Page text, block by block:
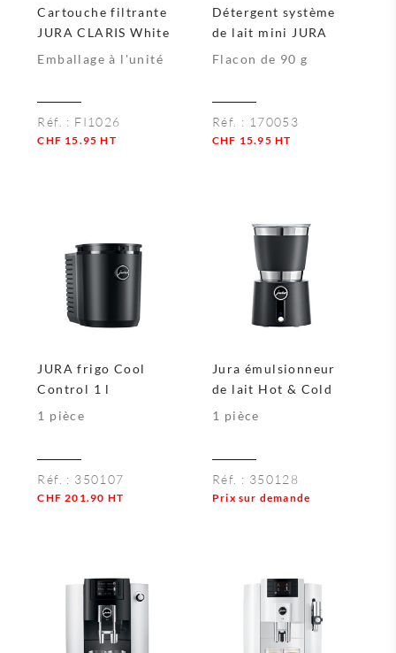
Cartouche filtrante
JURA CLARIS White
Emballage à l'unité
Réf. : FI1026
CHF 15.95 HT
Détergent système
de lait mini JURA
Flacon de 90 g
Réf. : 170053
CHF 15.95 HT
JURA frigo Cool
Control 1 l
1 pièce
Réf. : 350107
CHF 201.90 HT
Jura émulsionneur
de lait Hot & Cold
1 pièce
Réf. : 350128
Prix sur demande